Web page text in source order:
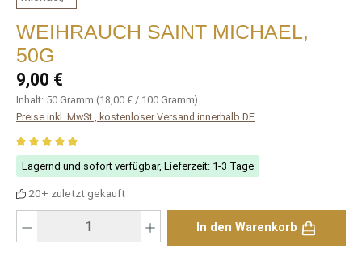
WEIHRAUCH SAINT MICHAEL,
50G
Regulärer Preis:
9,00 €
Inhalt: 50 Gramm (18,00 € / 100 Gramm)
Preise inkl. MwSt., kostenloser Versand innerhalb DE
Durchschnittliche Bewertung von 5 von 5 Sternen
Lagernd und sofort verfügbar, Lieferzeit: 1-3 Tage
20+ zuletzt gekauft
In den Warenkorb